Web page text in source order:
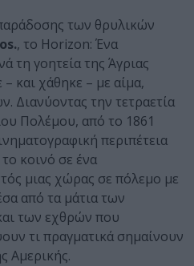
των θρυλικών
, το Horizon: Ένα
τη γοητεία της Άγριας
και χάθηκε – με αίμα,
Διανύοντας την τετραετία
Πολέμου, από το 1861
περιπέτεια
κοινό σε ένα
μιας χώρας σε πόλεμο με
από τα μάτια των
των εχθρών που
τι πραγματικά σημαίνουν
Αμερικής.